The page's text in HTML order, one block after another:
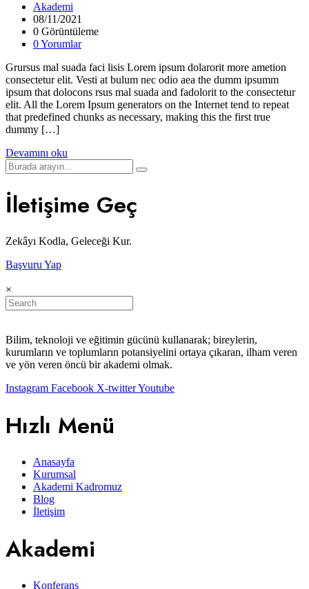
Akademi
08/11/2021
0 Görüntüleme
0 Yorumlar
Grursus mal suada faci lisis Lorem ipsum dolarorit more ametion
consectetur elit. Vesti at bulum nec odio aea the dumm ipsumm
ipsum that dolocons rsus mal suada and fadolorit to the consectetur
elit. All the Lorem Ipsum generators on the Internet tend to repeat
that predefined chunks as necessary, making this the first true
dummy […]
Devamını oku
İletişime Geç
Zekâyı Kodla, Geleceği Kur.
Başvuru Yap
×
Bilim, teknoloji ve eğitimin gücünü kullanarak; bireylerin,
kurumların ve toplumların potansiyelini ortaya çıkaran, ilham veren
ve yön veren öncü bir akademi olmak.
Instagram Facebook X-twitterYoutube
Hızlı Menü
Anasayfa
Kurumsal
Akademi Kadromuz
Blog
İletişim
Akademi
Konferans